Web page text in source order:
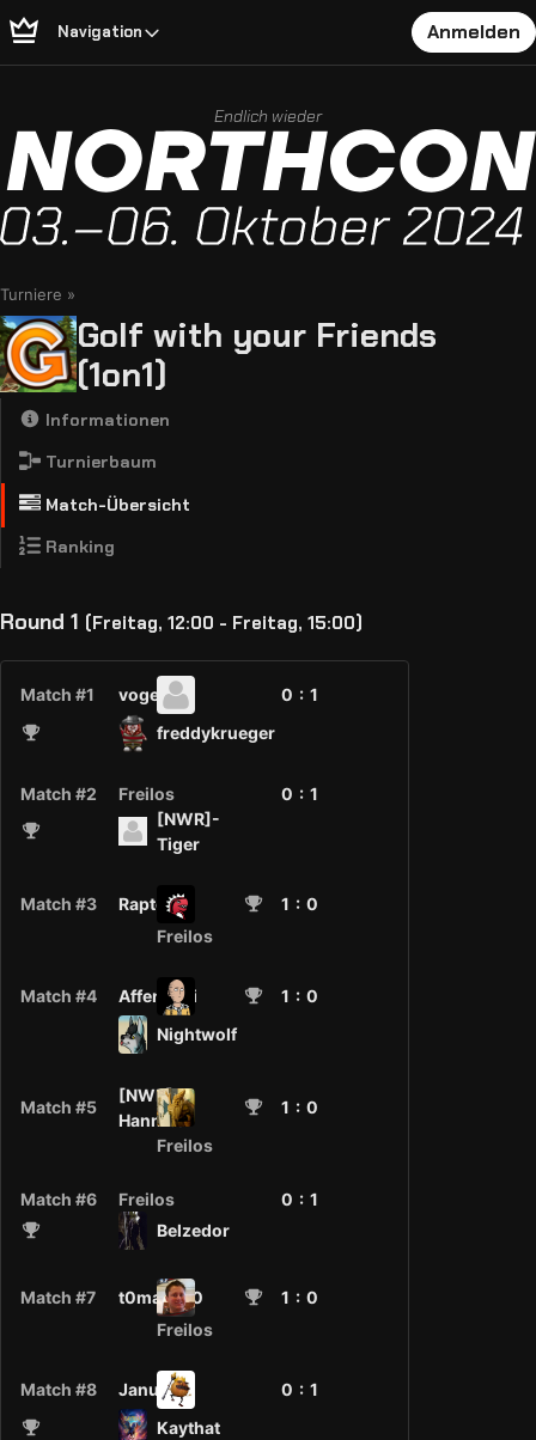
Navigation Anmelden
Endlich wieder
Turniere
Golf with your Friends
(1on1)
Informationen
Turnierbaum
Match-Übersicht
Ranking
Round 1 (Freitag, 12:00 - Freitag, 15:00)
Match #1 vogel 0 : 1
freddykrueger
Match #2 Freilos 0 : 1
[NWR]-
Tiger
Match #3 Raptorz 1 : 0
Freilos
Match #4 AffenLolli 1 : 0
Nightwolf
Match #5
[NWR]-
Hannibal
1 : 0
Freilos
Match #6 Freilos 0 : 1
Belzedor
Match #7 t0mat000 1 : 0
Freilos
Match #8 Janus 0 : 1
Kaythat